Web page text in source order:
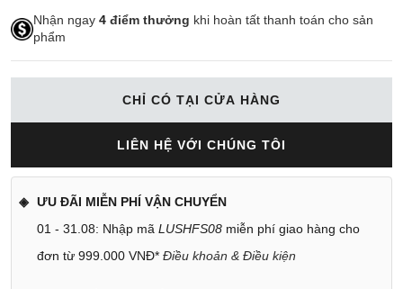
Nhận ngay 4 điểm thưởng khi hoàn tất thanh toán cho sản
phẩm
CHỈ CÓ TẠI CỬA HÀNG
LIÊN HỆ VỚI CHÚNG TÔI
ƯU ĐÃI MIỄN PHÍ VẬN CHUYỂN
01 - 31.08: Nhập mã LUSHFS08 miễn phí giao hàng cho
đơn từ 999.000 VNĐ* Điều khoản & Điều kiện